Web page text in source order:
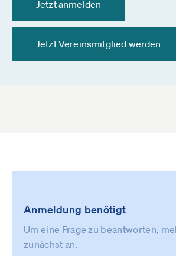
Jetzt anmelden
Jetzt Vereinsmitglied werden
Anmeldung benötigt
Um eine Frage zu beantworten,
zunächst an.